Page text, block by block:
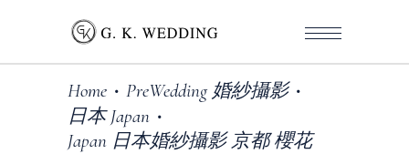
Home • PreWedding 婚紗攝影•
日本 Japan •
Japan 日本婚紗攝影 京都 櫻花